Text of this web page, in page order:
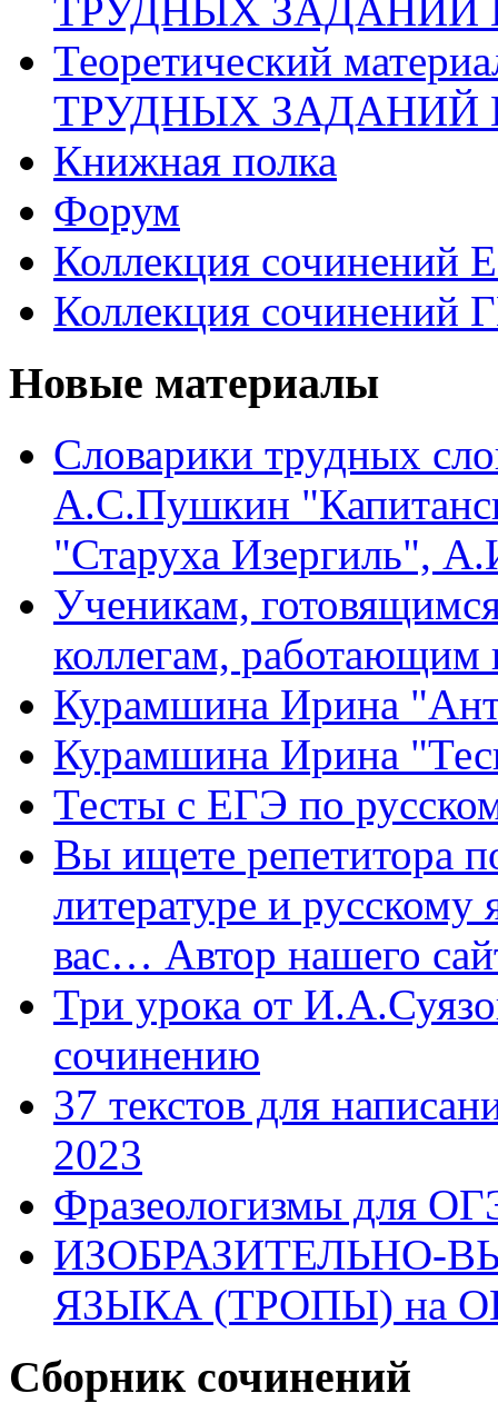
ТРУДНЫХ ЗАДАНИЙ
Теоретический
ТРУДНЫХ ЗАДАНИЙ
Книжная полка
Форум
Коллекция сочинений
Коллекция сочинений
Новые материалы
Словарики трудных
А.С.Пушкин
"Старуха Изергиль",
Ученикам,
коллегам, работающим
Курамшина Ирина
Курамшина Ирина
Тесты с ЕГЭ по
Вы ищете репетитора
литературе и
вас… Автор нашего
Три урока от
сочинению
37 текстов для
2023
Фразеологизмы для
ИЗОБРАЗИТЕЛЬНО-
ЯЗЫКА (ТРОПЫ) на
Сборник сочинений